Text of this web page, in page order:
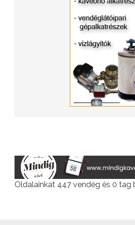
Oldalainkat 447 vendég és 0 tag